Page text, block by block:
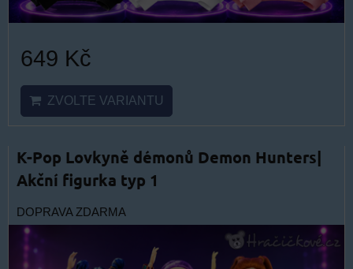
649 Kč
ZVOLTE VARIANTU
K-Pop Lovkyně démonů Demon Hunters|
Akční figurka typ 1
DOPRAVA ZDARMA